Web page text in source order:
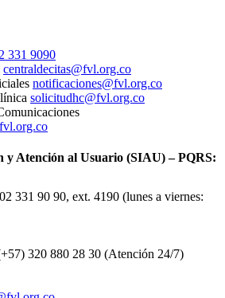
331 9090
centraldecitas@fvl.org.co
notificaciones@fvl.org.co
solicitudhc@fvl.org.co
y Atención al Usuario (SIAU) – PQRS:
331 90 90, ext. 4190 (lunes a viernes:
320 880 28 30 (Atención 24/7)